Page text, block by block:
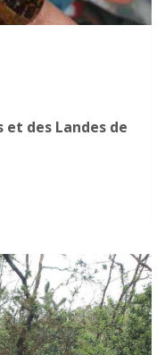
et des Landes de